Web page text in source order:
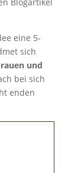
eine 5-
sich
und
bei sich
enden